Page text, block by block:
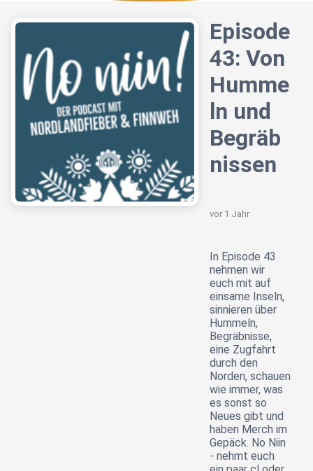
Episode
43: Von
Humme
ln und
Begräb
nissen
vor 1 Jahr
In Episode 43
nehmen wir
euch mit auf
einsame Inseln,
sinnieren über
Hummeln,
Begräbnisse,
eine Zugfahrt
durch den
Norden, schauen
wie immer, was
es sonst so
Neues gibt und
haben Merch im
Gepäck. No Niin
- nehmt euch